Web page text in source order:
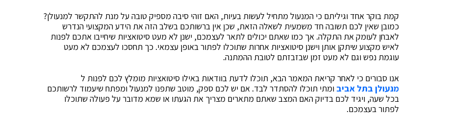
קמת בוקר אחד וגיליתם כי המנעול מתחיל לעשות בעיות, האם זוהי סיבה מספיק טובה על מנת להתקשר למנעולן?
כמובן שאין לכם תשובה חד משמעית לשאלה הזאת, שכן אין ברשותכם בשלב הזה את הידע המקצועי הנדרש
לאבחן לעומק את התקלה. אך כמו שאתם יכולים לתאר לעצמכם, ישנן לא מעט סיטואציות שיחייבו אתכם לפנות
לאיש מקצוע שיתקן אותן וישנן סיטואציות אחרות שתוכלו לפתור באופן עצמאי. כך תחסכו לעצמכם לא מעט
עוגמת נפש וגם לא מעט זמן שבזבזתם לטובת ההמתנה.
אנו סבורים כי לאחר קריאת המאמר הבא, תוכלו לדעת בוודאות באילו סיטואציות מומלץ לכם לפנות ל
מנעולן בתל אביב ומתי תוכלו להסתדר לבד. אם יש לכם ספק, מוטב שתפנו למנעול ומפתח שיעמוד לרשותכם
בכל שעה, ויגיד לכם בדיוק האם המצב שאתם מתארים מצריך את הגעתו או שמא מדובר על פעולה שתוכלו
לפתור בעצמכם.